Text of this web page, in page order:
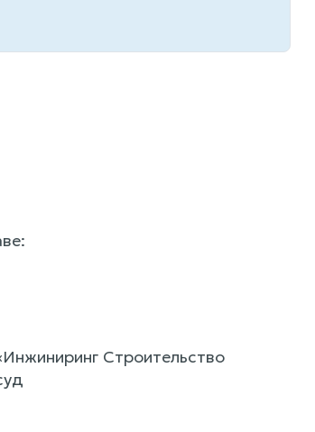
Строительство